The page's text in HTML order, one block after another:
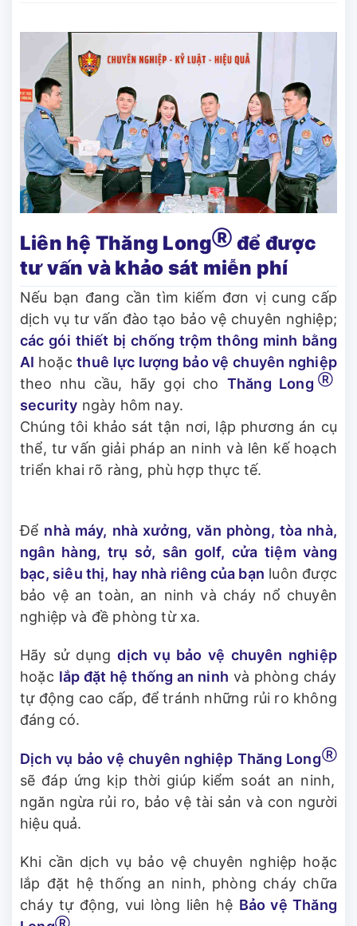
Liên hệ Thăng LongⓇ để được
tư vấn và khảo sát miễn phí
Nếu bạn đang cần tìm kiếm đơn vị cung cấp
dịch vụ tư vấn đào tạo bảo vệ chuyên nghiệp;
các gói thiết bị chống trộm thông minh bằng
AI hoặcthuê lực lượng bảo vệ chuyên nghiệp
theo nhu cầu, hãy gọi cho Thăng Long Ⓡ
security ngày hôm nay.
Chúng tôi khảo sát tận nơi, lập phương án cụ
thể, tư vấn giải pháp an ninh và lên kế hoạch
triển khai rõ ràng, phù hợp thực tế.
Để nhà máy, nhà xưởng, văn phòng, tòa nhà,
ngân hàng, trụ sở, sân golf, cửa tiệm vàng
bạc, siêu thị, hay nhà riêng của bạn luôn được
bảo vệ an toàn, an ninh và cháy nổ chuyên
nghiệp và đề phòng từ xa.
Hãy sử dụngdịch vụ bảo vệ chuyên nghiệp
hoặc lắp đặt hệ thống an ninh và phòng cháy
tự động cao cấp, để tránh những rủi ro không
đáng có.
Dịch vụ bảo vệ chuyên nghiệp Thăng LongⓇ
sẽ đáp ứng kịp thời giúp kiểm soát an ninh,
ngăn ngừa rủi ro, bảo vệ tài sản và con người
hiệu quả.
Khi cần dịch vụ bảo vệ chuyên nghiệp hoặc
lắp đặt hệ thống an ninh, phòng cháy chữa
cháy tự động, vui lòng liên hệ Bảo vệ Thăng
Ⓡ